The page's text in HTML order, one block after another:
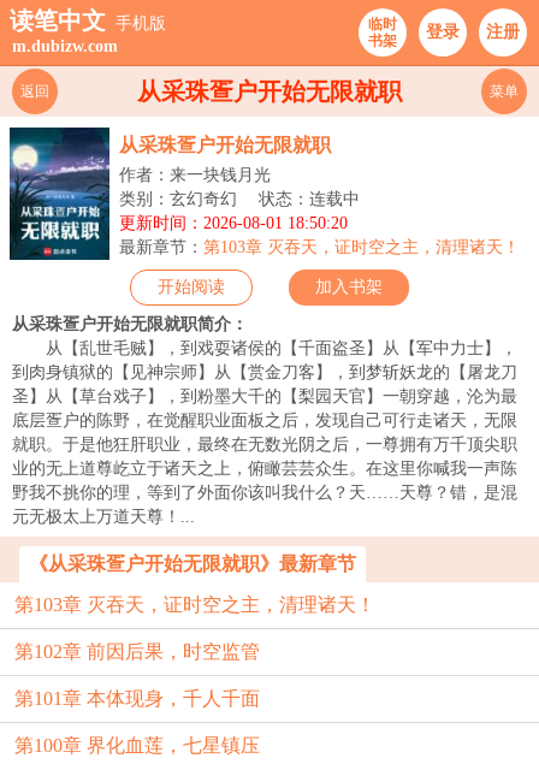
读笔中文 手机版
m.dubizw.com
临时
书架
登录 注册
从采珠疍户开始无限就职
返回 菜单
从采珠疍户开始无限就职
作者：来一块钱月光
类别：玄幻奇幻
状态：连载中
更新时间：2026-08-01 18:50:20
最新章节： 第103章 灭吞天，证时空之主，清理诸天！
开始阅读 加入书架
从采珠疍户开始无限就职简介：
从【乱世毛贼】，到戏耍诸侯的【千面盗圣】从【军中力士】，
到肉身镇狱的【见神宗师】从【赏金刀客】，到梦斩妖龙的【屠龙刀
圣】从【草台戏子】，到粉墨大千的【梨园天官】一朝穿越，沦为最
底层疍户的陈野，在觉醒职业面板之后，发现自己可行走诸天，无限
就职。于是他狂肝职业，最终在无数光阴之后，一尊拥有万千顶尖职
业的无上道尊屹立于诸天之上，俯瞰芸芸众生。在这里你喊我一声陈
野我不挑你的理，等到了外面你该叫我什么？天……天尊？错，是混
元无极太上万道天尊！...
《从采珠疍户开始无限就职》最新章节
第103章 灭吞天，证时空之主，清理诸天！
第102章 前因后果，时空监管
第101章 本体现身，千人千面
第100章 界化血莲，七星镇压